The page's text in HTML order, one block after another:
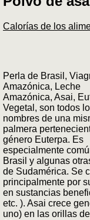
Calorías de los
Perla de Brasil,
Amazónica, Leche
Amazónica, Asai,
Vegetal, son todos
nombres de una
palmera
género Euterpa. Es
especialmente
Brasil y algunas
de Sudamérica. Se
principalmente por
en sustancias
etc. ). Asai crece
uno) en las orillas